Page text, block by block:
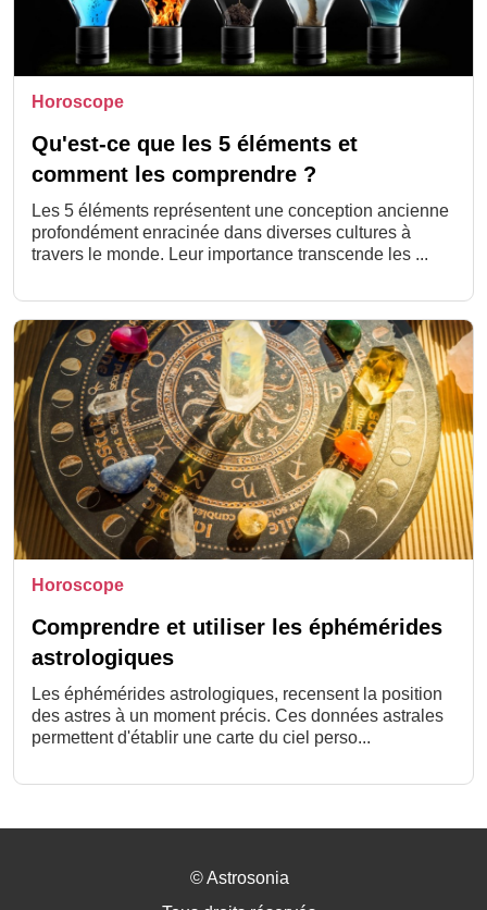
Horoscope
Qu'est-ce que les 5 éléments et
comment les comprendre ?
Les 5 éléments représentent une conception ancienne
profondément enracinée dans diverses cultures à
travers le monde. Leur importance transcende les ...
Horoscope
Comprendre et utiliser les éphémérides
astrologiques
Les éphémérides astrologiques, recensent la position
des astres à un moment précis. Ces données astrales
permettent d'établir une carte du ciel perso...
©Astrosonia